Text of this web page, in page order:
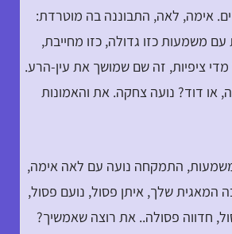
אימה, לאה, התבוננה בה מוטרדת:
משמעות כזו גדולה, כזו מחייבת,
ציפיות, זה שם שמושך את עין-הרע.
או דוד? נועה צחקה. את והאמונות
התמקחה נועה עם לאה אימה,
המאגית שלך, איתן פסול, נועם פסול,
חדווה פסולה.. את רוצה שאמשיך?